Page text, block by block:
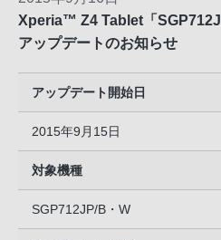
Xperia™ Z4 Tablet「
アップデートのお知らせ
アップデート開始日
2015年9月15日
対象機種
SGP712JP/B・W